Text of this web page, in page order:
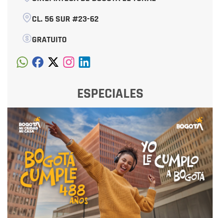
CL. 56 SUR #23-62
GRATUITO
ESPECIALES